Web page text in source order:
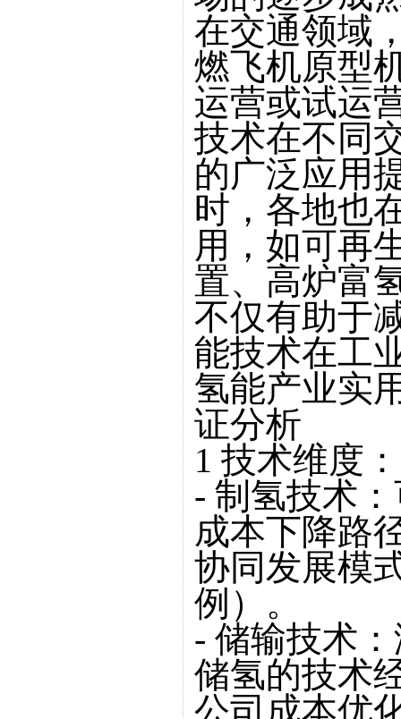
在交通领域
燃飞机原型
运营或试运
技术在不同
的广泛应用
时，各地也
用，如可再
置、高炉富
不仅有助于
能技术在工
氢能产业实
证分析
1 技术维度
- 制氢技术
成本下降路
协同发展模
例）。
- 储输技术
储氢的技术
公司成本优